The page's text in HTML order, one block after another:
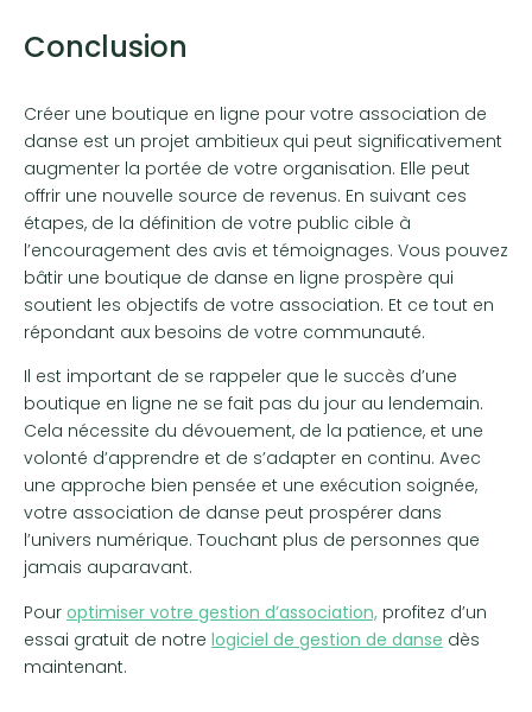
Conclusion
Créer une boutique en ligne pour votre association de
danse est un projet ambitieux qui peut significativement
augmenter la portée de votre organisation. Elle peut
offrir une nouvelle source de revenus. En suivant ces
étapes, de la définition de votre public cible à
l’encouragement des avis et témoignages. Vous pouvez
bâtir une boutique de danse en ligne prospère qui
soutient les objectifs de votre association. Et ce tout en
répondant aux besoins de votre communauté.
Il est important de se rappeler que le succès d’une
boutique en ligne ne se fait pas du jour au lendemain.
Cela nécessite du dévouement, de la patience, et une
volonté d’apprendre et de s’adapter en continu. Avec
une approche bien pensée et une exécution soignée,
votre association de danse peut prospérer dans
l’univers numérique. Touchant plus de personnes que
jamais auparavant.
Pour optimiser votre gestion d’association, profitez d’un
essai gratuit de notre logiciel de gestion de danse dès
maintenant.